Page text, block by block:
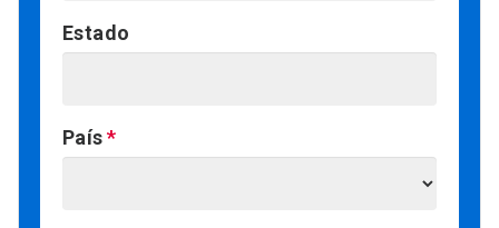
Estado
País